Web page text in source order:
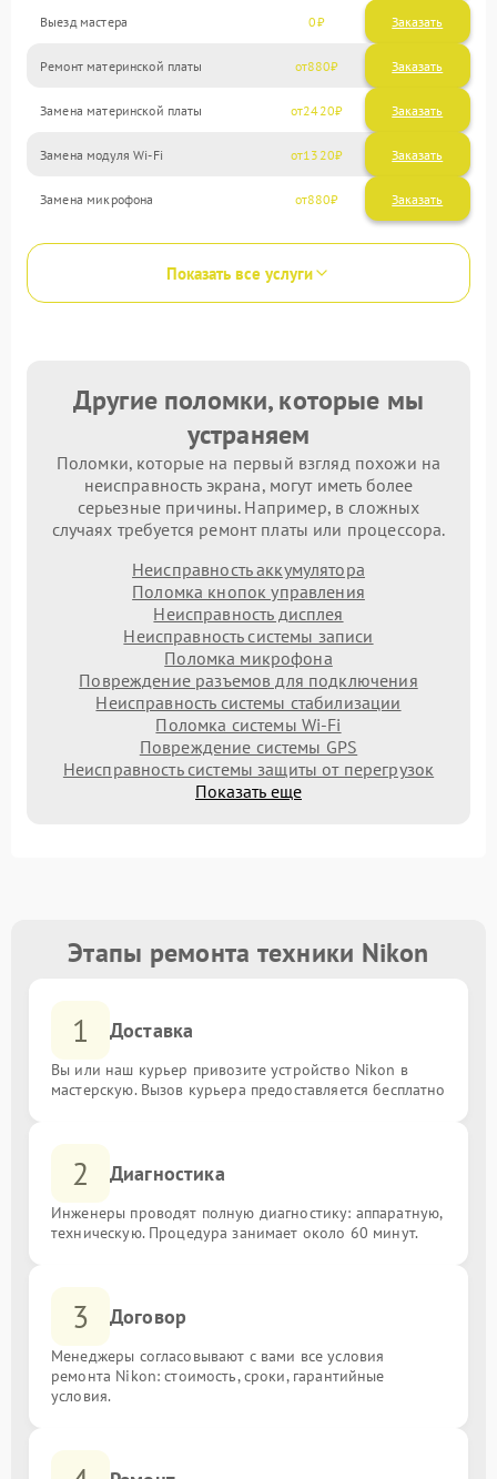
Выезд мастера 0 Заказать
Ремонт материнской платы 880
Замена материнской платы 2420
Замена модуля Wi-Fi 1320
Замена микрофона 880
Показать все услуги
Другие поломки, которые мы
устраняем
Поломки, которые на первый взгляд похожи на
неисправность экрана, могут иметь более
серьезные причины. Например, в сложных
случаях требуется ремонт платы или процессора.
Неисправность аккумулятора
Поломка кнопок управления
Неисправность дисплея
Неисправность системы записи
Поломка микрофона
Повреждение разъемов для подключения
Неисправность системы стабилизации
Поломка системы Wi-Fi
Повреждение системы GPS
Неисправность системы защиты от перегрузок
Показать еще
Этапы ремонта техники Nikon
1 Доставка
Вы или наш курьер привозите устройство Nikon в
мастерскую. Вызов курьера предоставляется бесплатно
2 Диагностика
Инженеры проводят полную диагностику: аппаратную,
техническую. Процедура занимает около 60 минут.
3 Договор
Менеджеры согласовывают с вами все условия
ремонта Nikon: стоимость, сроки, гарантийные
условия.